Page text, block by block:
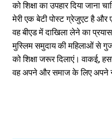
को शिक्षा का उपहार दिया जाना
मेरी एक बेटी पोस्ट ग्रेजुएट है और
वह बीएड में दाखिला लेने का
मुस्लिम समुदाय की महिलाओं से
को शिक्षा जरूर दिलाएं। वाकई,
वह अपने और समाज के लिए अपने